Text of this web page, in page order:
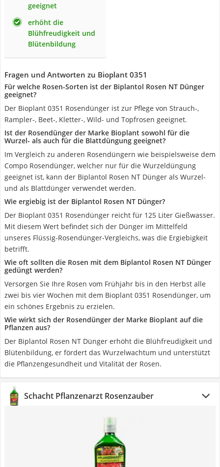
geeignet
erhöht die
Blühfreudigkeit und
Blütenbildung
Fragen und Antworten zu Bioplant 0351
Für welche Rosen-Sorten ist der Biplantol Rosen NT Dünger
geeignet?
Der Bioplant 0351 Rosendünger ist zur Pflege von Strauch-,
Rampler-, Beet-, Kletter-, Wild- und Topfrosen geeignet.
Ist der Rosendünger der Marke Bioplant sowohl für die
Wurzel- als auch für die Blattdüngung geeignet?
Im Vergleich zu anderen Rosendüngern wie beispielsweise dem
Compo Rosendünger, welcher nur für die Wurzeldüngung
geeignet ist, kann der Biplantol Rosen NT Dünger als Wurzel-
und als Blattdünger verwendet werden.
Wie ergiebig ist der Biplantol Rosen NT Dünger?
Der Bioplant 0351 Rosendünger reicht für 125 Liter Gießwasser.
Mit diesem Wert befindet sich der Dünger im Mittelfeld
unseres Flüssig-Rosendünger-Vergleichs, was die Ergiebigkeit
betrifft.
Wie oft sollten die Rosen mit dem Biplantol Rosen NT Dünger
gedüngt werden?
Versorgen Sie Ihre Rosen vom Frühjahr bis in den Herbst alle
zwei bis vier Wochen mit dem Bioplant 0351 Rosendünger, um
ein schönes Ergebnis zu erzielen.
Wie wirkt sich der Rosendünger der Marke Bioplant auf die
Pflanzen aus?
Der Biplantol Rosen NT Dünger erhöht die Blühfreudigkeit und
Blütenbildung, er fördert das Wurzelwachtum und unterstützt
die Pflanzengesundheit und Vitalität der Rosen.
Schacht Pflanzenarzt Rosenzauber